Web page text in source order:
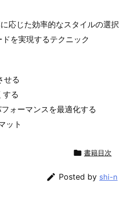
応じた効率的なスタイルの選択
を実現するテクニック
せる
する
ォーマンスを最適化する
ット
 書籍目次
 Posted by shi-n